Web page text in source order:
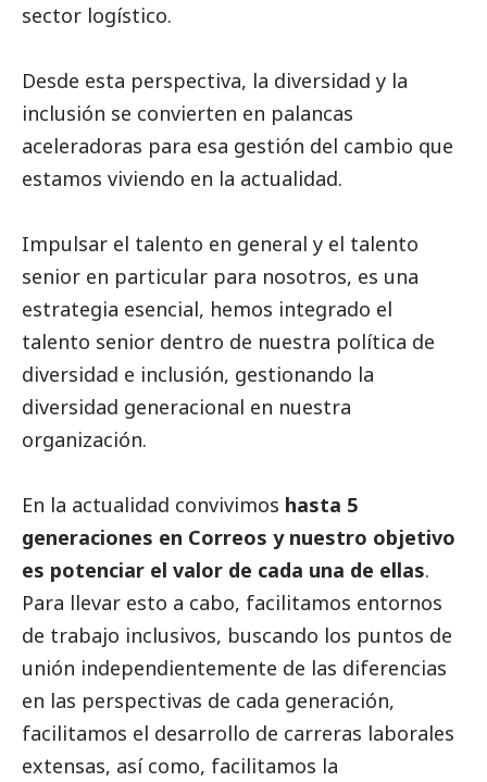
sector logístico.
Desde esta perspectiva, la diversidad y la
inclusión se convierten en palancas
aceleradoras para esa gestión del cambio que
estamos viviendo en la actualidad.
Impulsar el talento en general y el talento
senior en particular para nosotros, es una
estrategia esencial, hemos integrado el
talento senior dentro de nuestra política de
diversidad e inclusión, gestionando la
diversidad generacional en nuestra
organización.
En la actualidad convivimos hasta 5
generaciones en Correos y nuestro objetivo
es potenciar el valor de cada una de ellas.
Para llevar esto a cabo, facilitamos entornos
de trabajo inclusivos, buscando los puntos de
unión independientemente de las diferencias
en las perspectivas de cada generación,
facilitamos el desarrollo de carreras laborales
extensas, así como, facilitamos la